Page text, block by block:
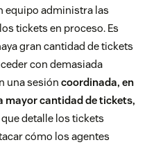
equipo administra las
tickets en proceso. Es
gran cantidad de tickets
con demasiada
una sesión coordinada, en
mayor cantidad de tickets,
detalle los tickets
cómo los agentes